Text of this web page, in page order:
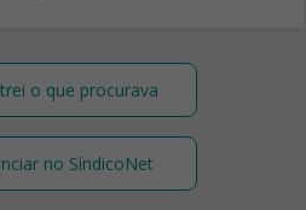
o que procurava
no SíndicoNet